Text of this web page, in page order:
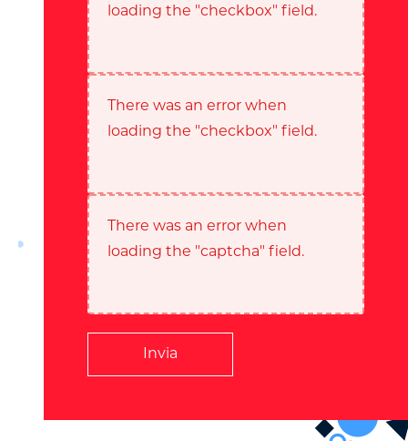
loading the "checkbox" field.
There was an error when
loading the "checkbox" field.
There was an error when
loading the "captcha" field.
Invia